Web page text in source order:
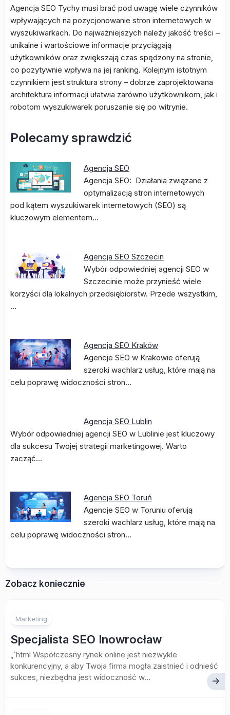
Agencja SEO Tychy musi brać pod uwagę wiele czynników
wpływających na pozycjonowanie stron internetowych w
wyszukiwarkach. Do najważniejszych należy jakość treści –
unikalne i wartościowe informacje przyciągają
użytkowników oraz zwiększają czas spędzony na stronie,
co pozytywnie wpływa na jej ranking. Kolejnym istotnym
czynnikiem jest struktura strony – dobrze zaprojektowana
architektura informacji ułatwia zarówno użytkownikom, jak i
robotom wyszukiwarek poruszanie się po witrynie.
Polecamy sprawdzić
Agencja SEO
Agencja SEO: Działania związane z
optymalizacją stron internetowych
pod kątem wyszukiwarek internetowych (SEO) są
kluczowym elementem…
Agencja SEO Szczecin
Wybór odpowiedniej agencji SEO w
Szczecinie może przynieść wiele
korzyści dla lokalnych przedsiębiorstw. Przede wszystkim,
…
Agencja SEO Kraków
Agencje SEO w Krakowie oferują
szeroki wachlarz usług, które mają na
celu poprawę widoczności stron…
Agencja SEO Lublin
Wybór odpowiedniej agencji SEO w Lublinie jest kluczowy
dla sukcesu Twojej strategii marketingowej. Warto
zacząć…
Agencja SEO Toruń
Agencje SEO w Toruniu oferują
szeroki wachlarz usług, które mają na
celu poprawę widoczności stron…
Zobacz koniecznie
Marketing
Specjalista SEO Inowrocław
„`html Współczesny rynek online jest niezwykle
konkurencyjny, a aby Twoja firma mogła zaistnieć i odnieść
sukces, niezbędna jest widoczność w...